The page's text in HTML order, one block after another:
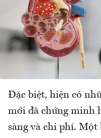
Đặc biệt, hiện có
mới đã chứng minh
sàng và chi phí. Một